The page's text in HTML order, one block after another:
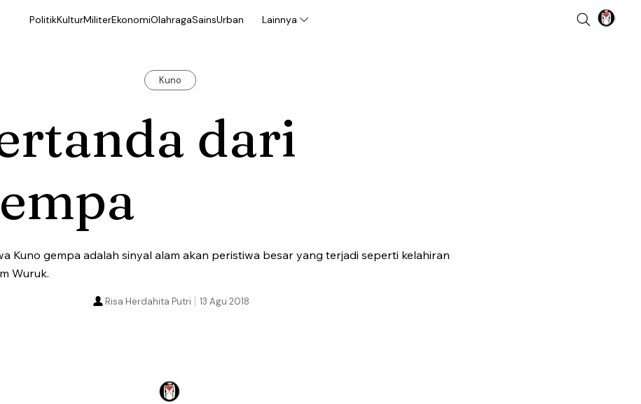
PolitikKulturMiliterEkonomiOlahragaSainsUrban Lainnya
Kuno
dari
Kuno gempa adalah sinyal alam akan peristiwa besar yang terjadi seperti kelahiran
Wuruk.
13 Agu 2018
Risa Herdahita Putri